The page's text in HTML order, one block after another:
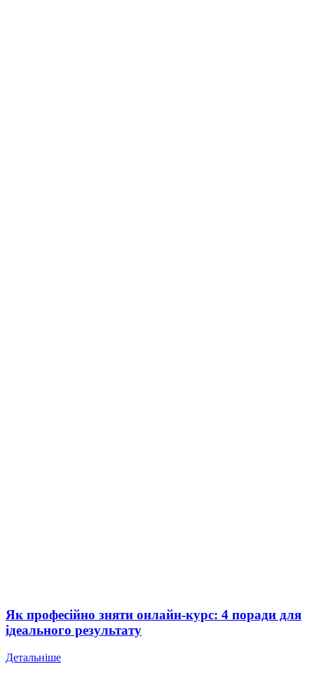
Як професійно зняти онлайн-курс: 4 поради для
ідеального результату
Детальніше